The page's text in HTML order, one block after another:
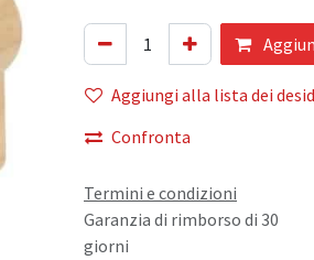
Aggiungi alla lista dei
Confronta
Termini e condizioni
Garanzia di rimborso di 30
giorni